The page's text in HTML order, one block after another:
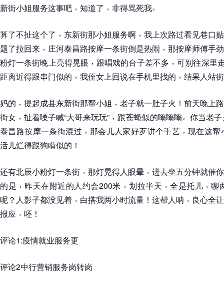
新街小姐服务这事吧 ， 知道了 ， 非得骂死我。
算了不扯这个了 ， 东新街那小姐服务啊 ， 我上次路过看见巷口
题了拉回来 ， 庄河泰昌路按摩一条街倒是热闹 ， 那按摩师傅手
粉灯一条街晚上亮得晃眼 ， 跟唱戏的台子差不多 ， 可别往深里
距离近得跟串门似的 ， 我侄女上回说在手机里找的 ， 结果人站
妈的 ， 提起成县东新街那帮小姐 ， 老子就一肚子火 ！ 前天晚上
街女 ， 扯着嗓子喊“大哥来玩玩” ， 跟苍蝇似的嗡嗡嗡。 你当老
泰昌路按摩一条街混过 ， 那会儿人家好歹讲个手艺 ， 现在这帮
活儿烂得跟狗啃似的 ！
还有北辰小粉灯一条街 ， 那灯晃得人眼晕 ， 进去坐五分钟就催
的是 ， 昨天在附近的人约会200米 ， 划拉半天 ， 全是托儿 ， 聊
呢？ 人影子都没见着 ， 白搭我两小时流量 ！ 这帮人呐 ， 良心全
报应 ， 呸 ！
评论1:疫情就业服务更
评论2中行营销服务岗转岗